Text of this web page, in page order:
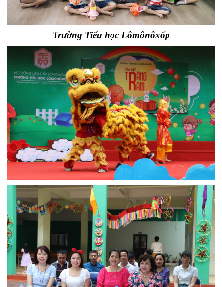
Trường Tiểu học Lômônôxốp